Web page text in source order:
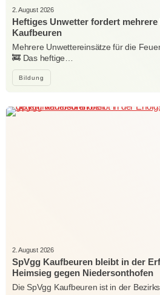
Bildung
2. August 2026
Heftiges Unwetter fordert
Kaufbeuren
Mehrere Unwettereinsätze für die
🚒 Das heftige…
2. August 2026
SpVgg Kaufbeuren bleibt in der
Heimsieg gegen Niedersonthofen
Die SpVgg Kaufbeuren ist in der